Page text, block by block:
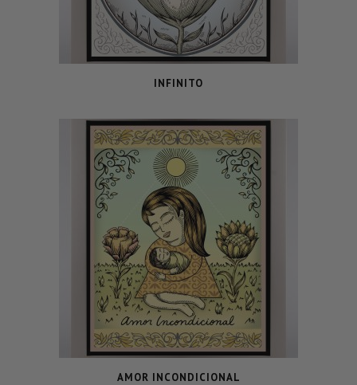
INFINITO
AMOR INCONDICIONAL